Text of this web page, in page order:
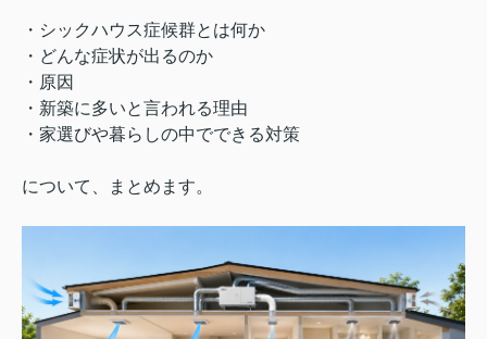
・シックハウス症候群とは何か
・どんな症状が出るのか
・原因
・新築に多いと言われる理由
・家選びや暮らしの中でできる対策
について、まとめます。